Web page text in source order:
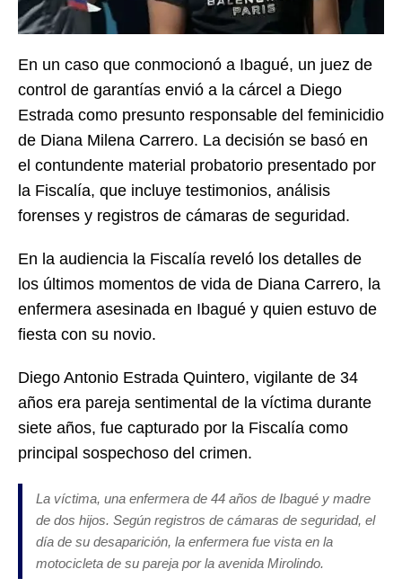
En un caso que conmocionó a Ibagué, un juez de
control de garantías envió a la cárcel a Diego
Estrada como presunto responsable del feminicidio
de Diana Milena Carrero. La decisión se basó en
el contundente material probatorio presentado por
la Fiscalía, que incluye testimonios, análisis
forenses y registros de cámaras de seguridad.
En la audiencia la Fiscalía reveló los detalles de
los últimos momentos de vida de Diana Carrero, la
enfermera asesinada en Ibagué y quien estuvo de
fiesta con su novio.
Diego Antonio Estrada Quintero, vigilante de 34
años era pareja sentimental de la víctima durante
siete años, fue capturado por la Fiscalía como
principal sospechoso del crimen.
La víctima, una enfermera de 44 años de Ibagué y madre
de dos hijos. Según registros de cámaras de seguridad, el
día de su desaparición, la enfermera fue vista en la
motocicleta de su pareja por la avenida Mirolindo.